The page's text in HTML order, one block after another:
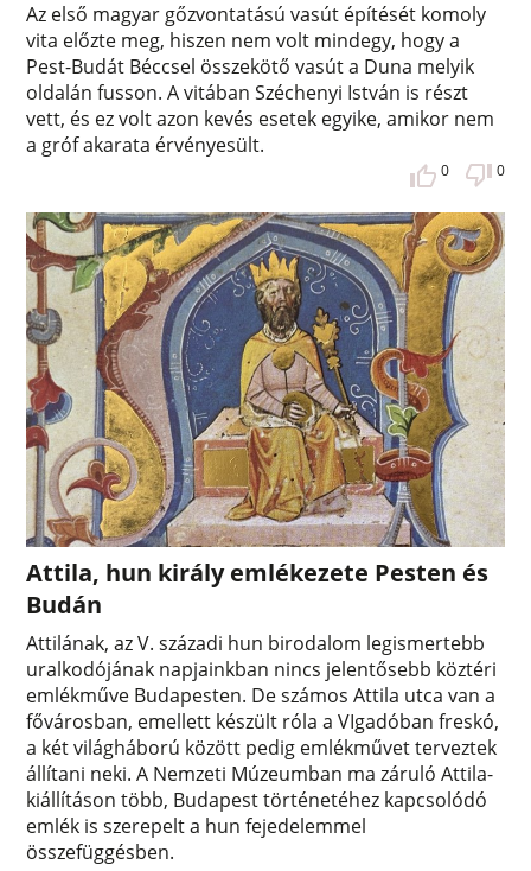
Az első magyar gőzvontatású vasút építését komoly
vita előzte meg, hiszen nem volt mindegy, hogy a
Pest-Budát Béccsel összekötő vasút a Duna melyik
oldalán fusson. A vitában Széchenyi István is részt
vett, és ez volt azon kevés esetek egyike, amikor nem
a gróf akarata érvényesült.
0 0
Attila, hun király emlékezete Pesten és
Budán
Attilának, az V. századi hun birodalom legismertebb
uralkodójának napjainkban nincs jelentősebb köztéri
emlékműve Budapesten. De számos Attila utca van a
fővárosban, emellett készült róla a VIgadóban freskó,
a két világháború között pedig emlékművet terveztek
állítani neki. A Nemzeti Múzeumban ma záruló Attila-
kiállításon több, Budapest történetéhez kapcsolódó
emlék is szerepelt a hun fejedelemmel
összefüggésben.